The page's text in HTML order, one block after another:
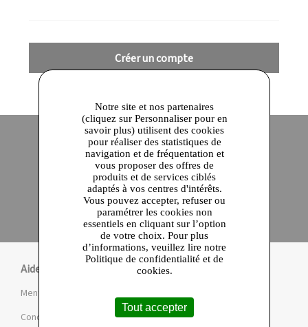
Créer un compte
Site officiel Paiement en ligne sécurisé
Click and collect
en 24 heures
Qualité garantie
Aide
Mentions légales et CGU
Conditions de la Marketplace
Notre site et nos partenaires
(cliquez sur Personnaliser pour en
savoir plus) utilisent des cookies
pour réaliser des statistiques de
navigation et de fréquentation et
vous proposer des offres de
produits et de services ciblés
adaptés à vos centres d'intérêts.
Vous pouvez accepter, refuser ou
paramétrer les cookies non
essentiels en cliquant sur l’option
de votre choix. Pour plus
d’informations, veuillez lire notre
Politique de confidentialité et de
cookies.
Tout accepter